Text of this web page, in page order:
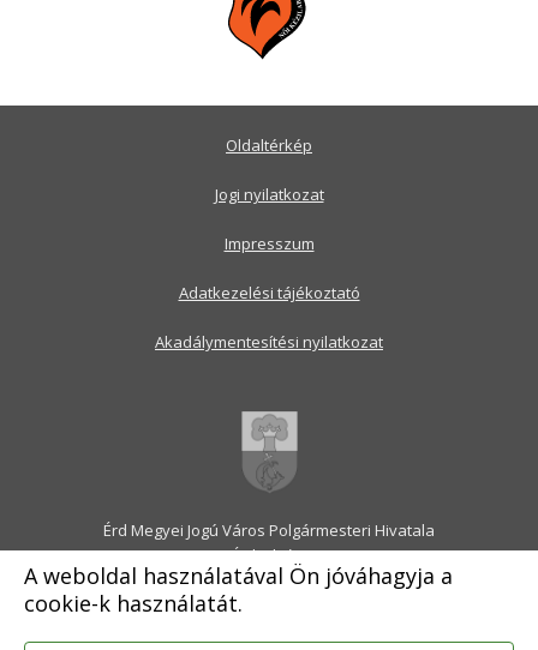
A weboldal használatával Ön jóváhagyja a
cookie-k használatát.
Érd Megyei Jogú Város Polgármesteri Hivatala
2030 Érd, Alsó utca 1.
Levélcím: 2031 Érd, Pf.: 31
E-mail:onkormanyzat@erd.hu
Telefonközpont:06-23-522-300
Oldaltérkép
Jogi nyilatkozat
Impresszum
Adatkezelési tájékoztató
Akadálymentesítési nyilatkozat